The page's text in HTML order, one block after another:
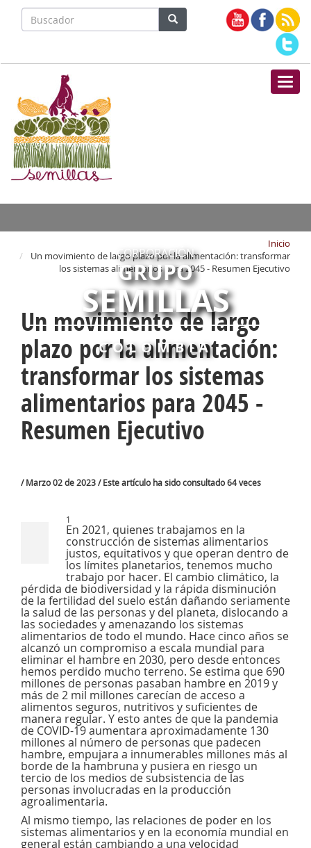
CORPORACIÓN
GRUPO
SEMILLAS
COLOMBIA
Inicio
Un movimiento de largo plazo por la alimentación: transformar
los sistemas alimentarios para 2045 - Resumen Ejecutivo
Un movimiento de largo
plazo por la alimentación:
transformar los sistemas
alimentarios para 2045 -
Resumen Ejecutivo
/ Marzo 02 de 2023 / Este artículo ha sido consultado 64 veces
1
En 2021, quienes trabajamos en la
construcción de sistemas alimentarios
justos, equitativos y que operan dentro de
los límites planetarios, tenemos mucho
trabajo por hacer. El cambio climático, la
pérdida de biodiversidad y la rápida disminución
de la fertilidad del suelo están dañando seriamente
la salud de las personas y del planeta, dislocando a
las sociedades y amenazando los sistemas
alimentarios de todo el mundo. Hace cinco años se
alcanzó un compromiso a escala mundial para
eliminar el hambre en 2030, pero desde entonces
hemos perdido mucho terreno. Se estima que 690
millones de personas pasaban hambre en 2019 y
más de 2 mil millones carecían de acceso a
alimentos seguros, nutritivos y suficientes de
manera regular. Y esto antes de que la pandemia
de COVID-19 aumentara aproximadamente 130
millones al número de personas que padecen
hambre, empujara a innumerables millones más al
borde de la hambruna y pusiera en riesgo un
tercio de los medios de subsistencia de las
personas involucradas en la producción
agroalimentaria.
Al mismo tiempo, las relaciones de poder en los
sistemas alimentarios y en la economía mundial en
general están cambiando a una velocidad